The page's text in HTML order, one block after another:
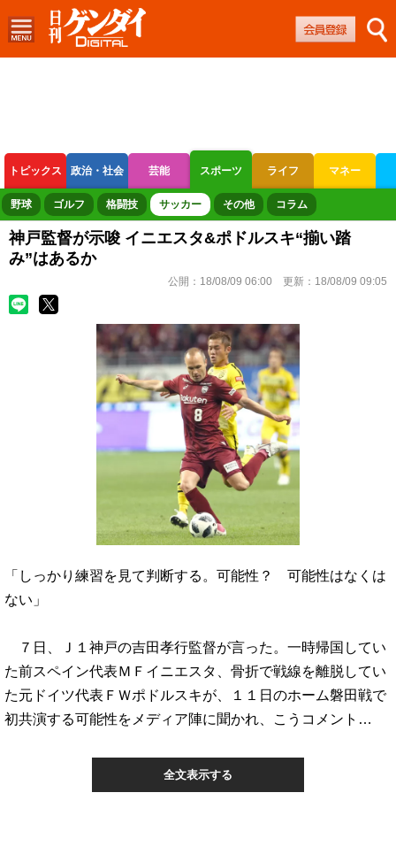
トピックス 政治・社会 芸能 スポーツ ライフ マネー
ボートレース 競輪 オートレース
野球 ゴルフ 格闘技 サッカー その他 コラム
神戸監督が示唆 イニエスタ&ポドルスキ“揃い踏
み”はあるか
公開： 18/08/09 06:00 更新： 18/08/09 09:05
「しっかり練習を見て判断する。可能性？ 可能性はなくは
ない」
７日、Ｊ１神戸の吉田孝行監督が言った。一時帰国してい
た前スペイン代表ＭＦイニエスタ、骨折で戦線を離脱してい
た元ドイツ代表ＦＷポドルスキが、１１日のホーム磐田戦で
初共演する可能性をメディア陣に聞かれ、こうコメント…
全文表示する